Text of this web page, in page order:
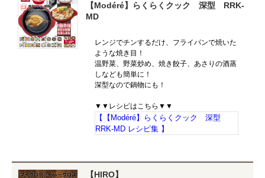
【Modéré】らくらくクック 深型 RRK-
MD
レンジでチンするだけ、フライパンで焼いた
ような焼き目！
温野菜、野菜炒め、焼き餃子、あさりの酒蒸
しなども簡単に！
深型なので鍋物にも！
▼▼レシピはこちら▼▼
【【Modéré】らくらくクック 深型
RRK-MD レシピ集 】
【HIRO】